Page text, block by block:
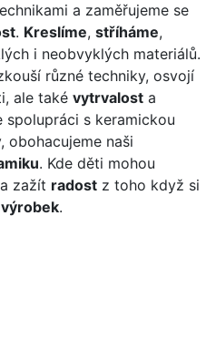
a zaměřujeme se
. Kreslíme, stříháme,
i neobvyklých materiálů.
různé techniky, osvojí
ale také vytrvalost a
spolupráci s keramickou
obohacujeme naši
. Kde děti mohou
zažít radost z toho když si
.